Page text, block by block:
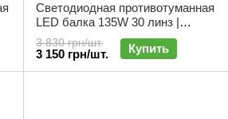
Светодиодная противотуманная
LED балка 135W 30 линз |
БЛ-309
3 830 грн/шт.
3 150 грн/шт. Купить